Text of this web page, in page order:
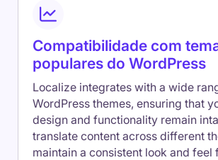
Compatibilidade com
populares do WordPress
Localize integrates with a wide
WordPress themes, ensuring that
design and functionality remain
translate content across different
maintain a consistent look and feel